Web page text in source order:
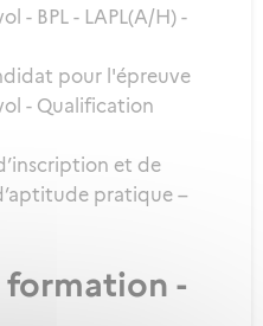
- BPL - LAPL(A/H) -
pour l'épreuve
- Qualification
et de
pratique –
-